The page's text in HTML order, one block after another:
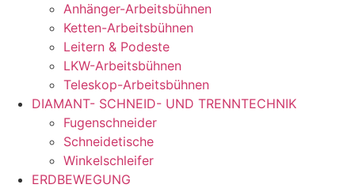
Anhänger-Arbeitsbühnen
Ketten-Arbeitsbühnen
Leitern & Podeste
LKW-Arbeitsbühnen
Teleskop-Arbeitsbühnen
DIAMANT- SCHNEID- UND TRENNTECHNIK
Fugenschneider
Schneidetische
Winkelschleifer
ERDBEWEGUNG